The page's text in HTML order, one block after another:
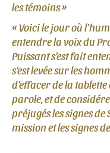
les témoins »
« Voici le jour où
entendre la voix du
Puissant s’est fait
s’est levée sur les
d’effacer de la
parole, et de
préjugés les signes de
mission et les signes